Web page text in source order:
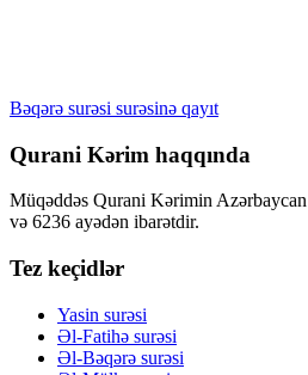
Bəqərə surəsi surəsinə qayıt
Qurani Kərim haqqında
Müqəddəs Qurani Kərimin
və 6236 ayədən ibarətdir.
Tez keçidlər
Yasin surəsi
Əl-Fatihə surəsi
Əl-Bəqərə surəsi